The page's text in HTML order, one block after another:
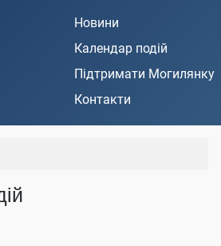
Новини
Календар подій
Підтримати Могилянку
Контакти